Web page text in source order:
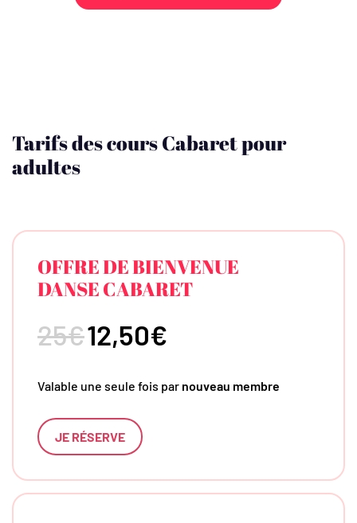
Tarifs des cours Cabaret pour
adultes
OFFRE DE BIENVENUE
DANSE CABARET
25€12,50€
Valable une seule fois par nouveau membre
JE RÉSERVE